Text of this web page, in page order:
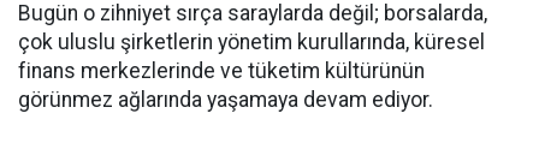
Bugün o zihniyet sırça saraylarda değil; borsalarda,
çok uluslu şirketlerin yönetim kurullarında, küresel
finans merkezlerinde ve tüketim kültürünün
görünmez ağlarında yaşamaya devam ediyor.